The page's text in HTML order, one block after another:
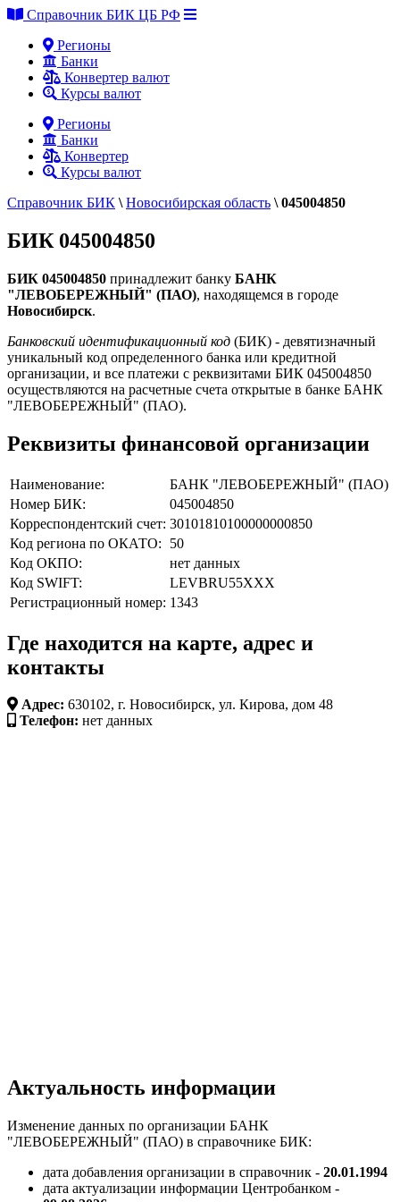
Справочник БИК ЦБ РФ
Регионы
Банки
Конвертер валют
Курсы валют
Регионы
Банки
Конвертер
Курсы валют
Справочник БИК \ Новосибирская область \ 045004850
БИК 045004850
БИК 045004850 принадлежит банку БАНК
"ЛЕВОБЕРЕЖНЫЙ" (ПАО), находящемся в городе
Новосибирск.
Банковский идентификационный код (БИК) - девятизначный
уникальный код определенного банка или кредитной
организации, и все платежи с реквизитами БИК 045004850
осуществляются на расчетные счета открытые в банке БАНК
"ЛЕВОБЕРЕЖНЫЙ" (ПАО).
Реквизиты финансовой организации
Наименование:
БАНК "ЛЕВОБЕРЕЖНЫЙ" (ПАО)
Номер БИК:
045004850
Корреспондентский счет: 30101810100000000850
Код региона по ОКАТО:
50
Код ОКПО:
нет данных
Код SWIFT:
LEVBRU55XXX
Регистрационный номер: 1343
Где находится на карте, адрес и
контакты
Адрес: 630102, г. Новосибирск, ул. Кирова, дом 48
Телефон: нет данных
Актуальность информации
Изменение данных по организации БАНК
"ЛЕВОБЕРЕЖНЫЙ" (ПАО) в справочнике БИК:
дата добавления организации в справочник - 20.01.1994
дата актуализации информации Центробанком -